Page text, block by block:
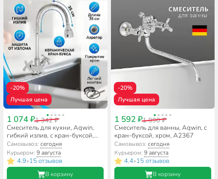
-20%
Лучшая цена
1 074 ₽1 342 ₽
Смеситель для кухни, Aqwin,
гибкий излив, с кран-буксой,
хром, A58304
Самовывоз:сегодня
Курьером:9 августа
4.9•15 отзывов
В корзину
-20%
Лучшая цена
1 592 ₽1 990 ₽
Смеситель для ванны, Aqwin, с
кран-буксой, хром, A2367
Самовывоз: сегодня
Курьером: 9 августа
4.4•15 отзывов
В корзину